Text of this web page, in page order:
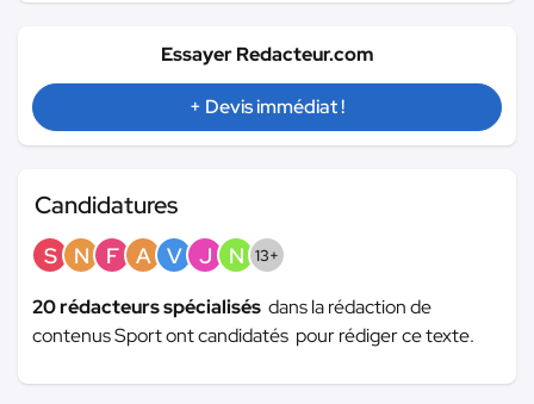
Essayer Redacteur.com
+ Devis immédiat !
Candidatures
S N F A V J N 13+
20 rédacteurs spécialisés dans la rédaction de
contenus Sport ont candidatés pour rédiger ce texte.